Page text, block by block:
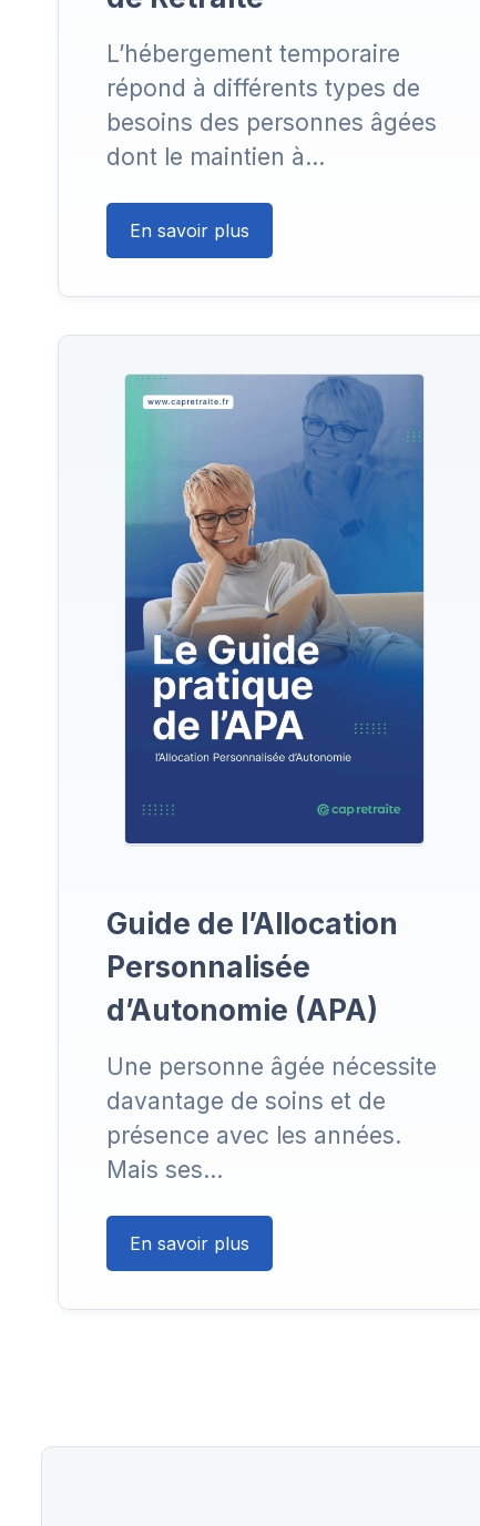
L’hébergement temporaire
répond à différents types de
besoins des personnes âgées
dont le maintien à…
En savoir plus
Guide de l’Allocation
Personnalisée
d’Autonomie (APA)
Une personne âgée nécessite
davantage de soins et de
présence avec les années.
Mais ses…
En savoir plus